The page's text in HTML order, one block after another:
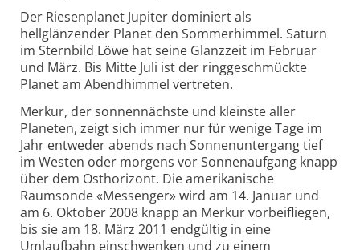
Der Riesenplanet Jupiter dominiert als
hellglänzender Planet den Sommerhimmel. Saturn
im Sternbild Löwe hat seine Glanzzeit im Februar
und März. Bis Mitte Juli ist der ringgeschmückte
Planet am Abendhimmel vertreten.
Merkur, der sonnennächste und kleinste aller
Planeten, zeigt sich immer nur für wenige Tage im
Jahr entweder abends nach Sonnenuntergang tief
im Westen oder morgens vor Sonnenaufgang knapp
über dem Osthorizont. Die amerikanische
Raumsonde «Messenger» wird am 14. Januar und
am 6. Oktober 2008 knapp an Merkur vorbeifliegen,
bis sie am 18. März 2011 endgültig in eine
Umlaufbahn einschwenken und zu einem